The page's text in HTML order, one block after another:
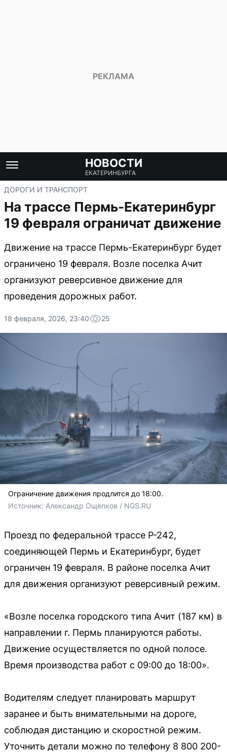
НОВОСТИ
ЕКАТЕРИНБУРГА
ДОРОГИ И ТРАНСПОРТ
На трассе Пермь-Екатеринбург
19 февраля ограничат движение
Движение на трассе Пермь-Екатеринбург будет
ограничено 19 февраля. Возле поселка Ачит
организуют реверсивное движение для
проведения дорожных работ.
18 февраля, 2026, 23:40 25
Ограничение движения продлится до 18:00.
Источник: Александр Ощепков / NGS.RU
Проезд по федеральной трассе Р-242,
соединяющей Пермь и Екатеринбург, будет
ограничен 19 февраля. В районе поселка Ачит
для движения организуют реверсивный режим.
«Возле поселка городского типа Ачит (187 км) в
направлении г. Пермь планируются работы.
Движение осуществляется по одной полосе.
Время производства работ с 09:00 до 18:00».
Водителям следует планировать маршрут
заранее и быть внимательными на дороге,
соблюдая дистанцию и скоростной режим.
Уточнить детали можно по телефону 8 800 200-